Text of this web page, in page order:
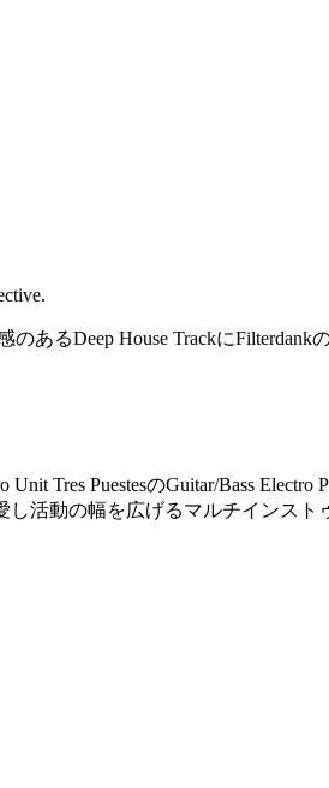
あるDeep House TrackにFilterdank
Tres PuestesのGuitar/Bass
し活動の幅を広げるマルチインスト